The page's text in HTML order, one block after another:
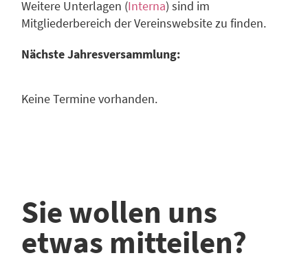
Weitere Unterlagen (Interna) sind im
Mitgliederbereich der Vereinswebsite zu finden.
Nächste Jahresversammlung:
Keine Termine vorhanden.
Sie wollen uns
etwas mitteilen?